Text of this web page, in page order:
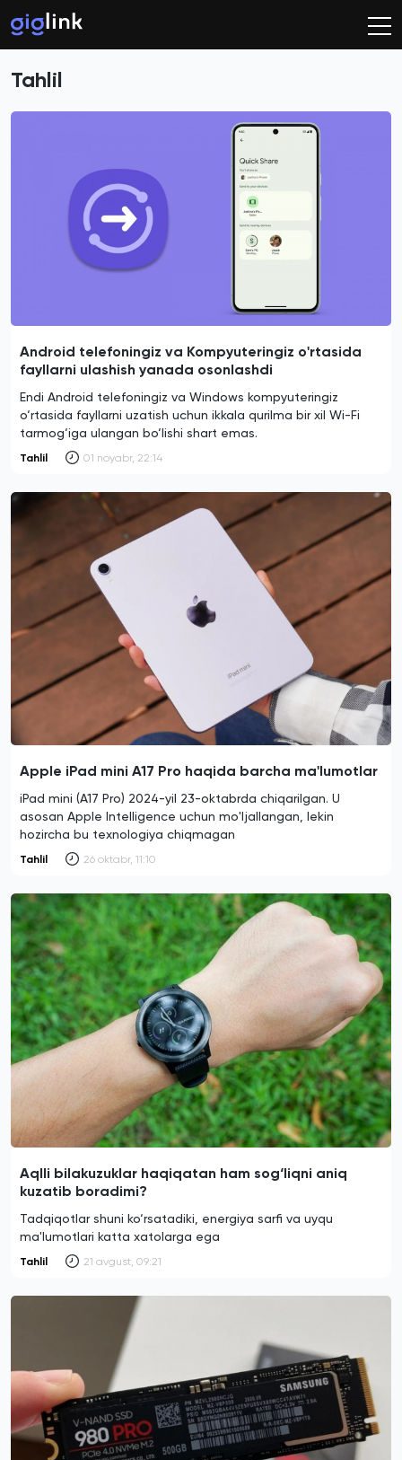
Tahlil
Android telefoningiz va Kompyuteringiz o'rtasida
fayllarni ulashish yanada osonlashdi
Endi Android telefoningiz va Windows kompyuteringiz
o‘rtasida fayllarni uzatish uchun ikkala qurilma bir xil Wi-Fi
tarmog‘iga ulangan bo‘lishi shart emas.
Tahlil 01 noyabr, 22:14
Apple iPad mini A17 Pro haqida barcha ma'lumotlar
iPad mini (A17 Pro) 2024-yil 23-oktabrda chiqarilgan. U
asosan Apple Intelligence uchun mo'ljallangan, lekin
hozircha bu texnologiya chiqmagan
Tahlil 26 oktabr, 11:10
Aqlli bilakuzuklar haqiqatan ham sog‘liqni aniq
kuzatib boradimi?
Tadqiqotlar shuni ko‘rsatadiki, energiya sarfi va uyqu
ma'lumotlari katta xatolarga ega
Tahlil 21 avgust, 09:21